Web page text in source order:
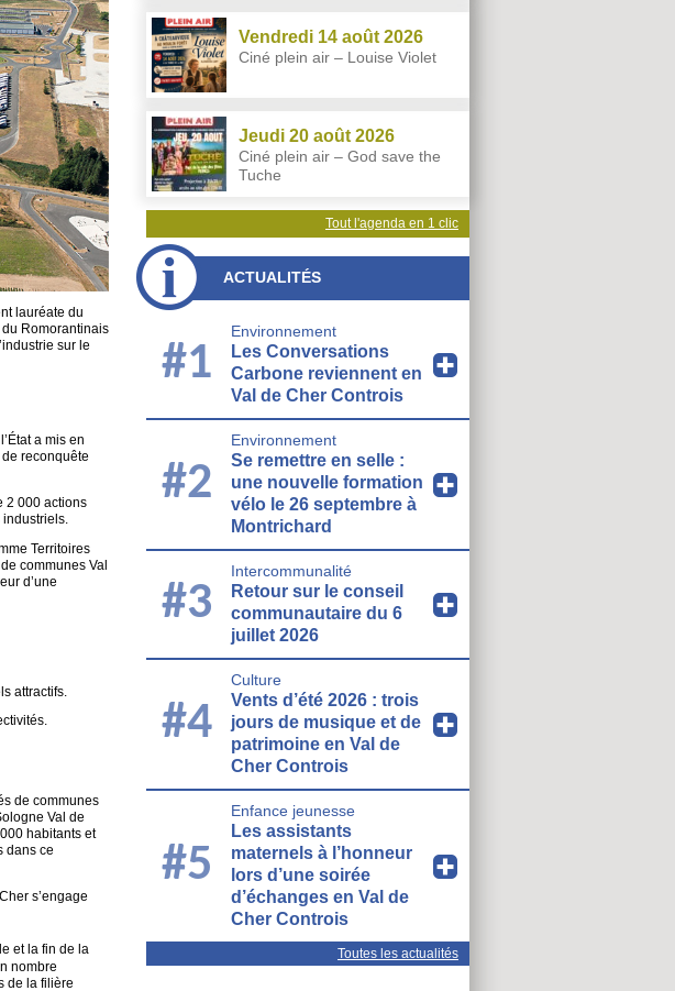
lauréate du
Romorantinais
sur le
a mis en
reconquête
2 000 actions
industriels.
Territoires
communes Val
d’une
attractifs.
de communes
Val de
habitants et
dans ce
s’engage
et la fin de la
nombre
de la filière
Vendredi 14 août 2026
Ciné plein air – Louise Violet
Jeudi 20 août 2026
Ciné plein air – God save the
Tuche
Tout l'agenda en 1 clic
ACTUALITÉS
#1
Environnement
Les Conversations
Carbone reviennent en
Val de Cher Controis
#2
Environnement
Se remettre en selle :
une nouvelle formation
vélo le 26 septembre à
Montrichard
#3
Intercommunalité
Retour sur le conseil
communautaire du 6
juillet 2026
#4
Culture
Vents d’été 2026 : trois
jours de musique et de
patrimoine en Val de
Cher Controis
#5
Enfance jeunesse
Les assistants
maternels à l’honneur
lors d’une soirée
d’échanges en Val de
Cher Controis
Toutes les actualités